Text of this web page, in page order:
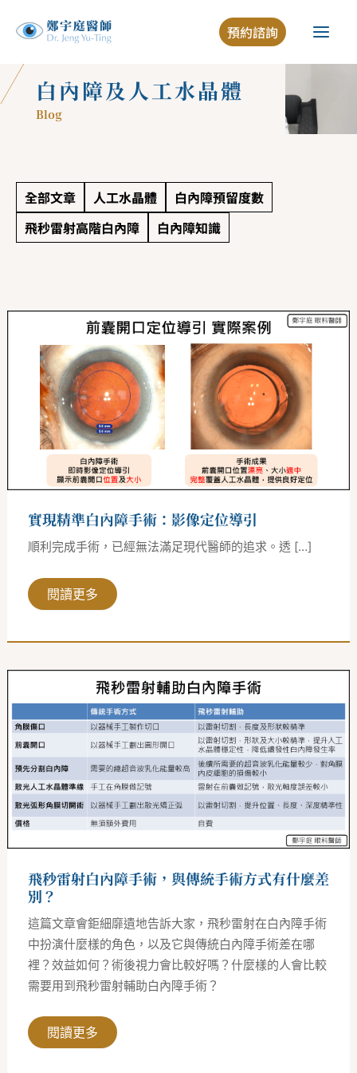
要
內
預約諮詢
白內障及人工水晶體
Blog
全部文章 人工水晶體
白內障預留度數
飛秒雷射高階白內障
白內障知識
實現精準白內障手術：影像定位導引
順利完成手術，已經無法滿足現代醫師的追求。透 […]
實
精
準
內
障
手
術：
影
像
定
導
引
閱讀更多
飛秒雷射白內障手術，與傳統手術方式有什麼差
別？
這篇文章會鉅細靡遺地告訴大家，飛秒雷射在白內障手術
中扮演什麼樣的角色，以及它與傳統白內障手術差在哪
裡？效益如何？術後視力會比較好嗎？什麼樣的人會比較
需要用到飛秒雷射輔助白內障手術？
飛
雷
白
手
術，
與
傳
統
方
有
什
麼
差
別？
閱讀更多